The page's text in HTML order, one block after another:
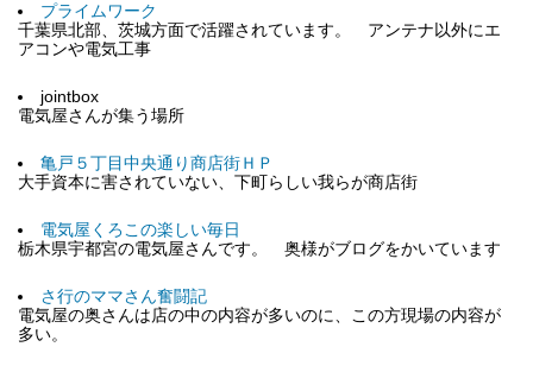
プライムワーク
千葉県北部、茨城方面で活躍されています。 アンテナ以外にエ
アコンや電気工事
jointbox
電気屋さんが集う場所
亀戸５丁目中央通り商店街ＨＰ
大手資本に害されていない、下町らしい我らが商店街
電気屋くろこの楽しい毎日
栃木県宇都宮の電気屋さんです。 奥様がブログをかいています
さ行のママさん奮闘記
電気屋の奥さんは店の中の内容が多いのに、この方現場の内容が
多い。